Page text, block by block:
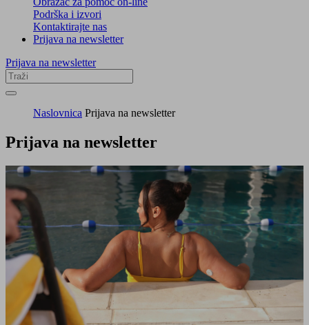
Podrška i izvori
Kontaktirajte nas
Prijava na newsletter
Prijava na newsletter
Naslovnica Prijava na newsletter
Prijava na newsletter